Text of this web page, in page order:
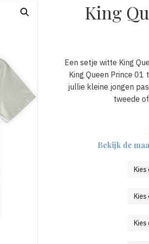
King
Een setje witte King
King Queen Prince
jullie kleine jongen
tweede
Bekijk de